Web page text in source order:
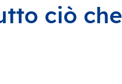
ciò che